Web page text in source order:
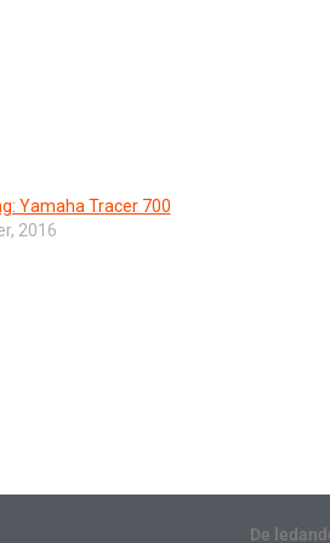
Yamaha Tracer 700
2016
De